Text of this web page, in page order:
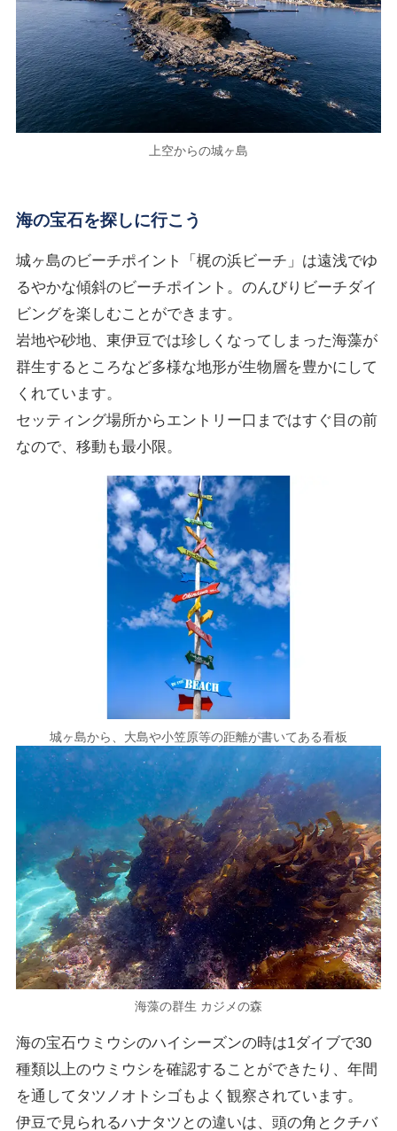
上空からの城ヶ島
海の宝石を探しに行こう
城ヶ島のビーチポイント「梶の浜ビーチ」は遠浅でゆ
るやかな傾斜のビーチポイント。のんびりビーチダイ
ビングを楽しむことができます。
岩地や砂地、東伊豆では珍しくなってしまった海藻が
群生するところなど多様な地形が生物層を豊かにして
くれています。
セッティング場所からエントリー口まではすぐ目の前
なので、移動も最小限。
城ヶ島から、大島や小笠原等の距離が書いてある看板
海藻の群生 カジメの森
海の宝石ウミウシのハイシーズンの時は1ダイブで30
種類以上のウミウシを確認することができたり、年間
を通してタツノオトシゴもよく観察されています。
伊豆で見られるハナタツとの違いは、頭の角とクチバ